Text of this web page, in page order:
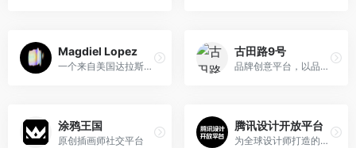
Magdiel Lopez
一个来自美国达拉斯平面设计师,一年365天,每天坚持出一张海报
古田路9号
品牌创意平台，以品牌为核心，集创意作品分享、活动招聘发布、广告推广、正版字体素材下载等多元化的交流分享平台
涂鸦王国
原创插画师社交平台
腾讯设计开放平台
为全球设计师打造的开放式创意设计生态平台